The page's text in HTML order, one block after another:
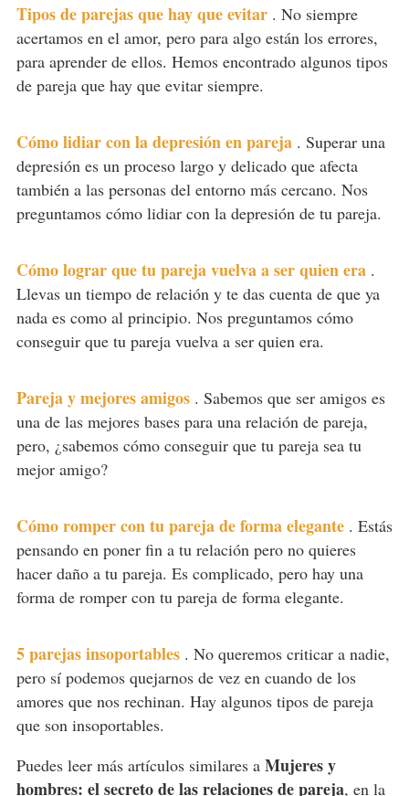
Tipos de parejas que hay que evitar . No siempre
acertamos en el amor, pero para algo están los errores,
para aprender de ellos. Hemos encontrado algunos tipos
de pareja que hay que evitar siempre.
Cómo lidiar con la depresión en pareja . Superar una
depresión es un proceso largo y delicado que afecta
también a las personas del entorno más cercano. Nos
preguntamos cómo lidiar con la depresión de tu pareja.
Cómo lograr que tu pareja vuelva a ser quien era .
Llevas un tiempo de relación y te das cuenta de que ya
nada es como al principio. Nos preguntamos cómo
conseguir que tu pareja vuelva a ser quien era.
Pareja y mejores amigos . Sabemos que ser amigos es
una de las mejores bases para una relación de pareja,
pero, ¿sabemos cómo conseguir que tu pareja sea tu
mejor amigo?
Cómo romper con tu pareja de forma elegante . Estás
pensando en poner fin a tu relación pero no quieres
hacer daño a tu pareja. Es complicado, pero hay una
forma de romper con tu pareja de forma elegante.
5 parejas insoportables . No queremos criticar a nadie,
pero sí podemos quejarnos de vez en cuando de los
amores que nos rechinan. Hay algunos tipos de pareja
que son insoportables.
Puedes leer más artículos similares a Mujeres y
hombres: el secreto de las relaciones de pareja, en la